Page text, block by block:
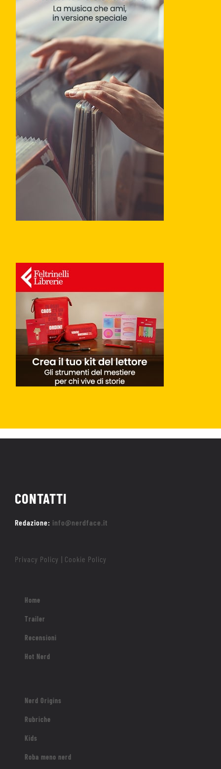
CONTATTI
Redazione: info@nerdface.it
Privacy Policy Cookie Policy
Home
Trailer
Recensioni
Hot Nerd
Nerd Origins
Rubriche
Kids
Roba meno nerd